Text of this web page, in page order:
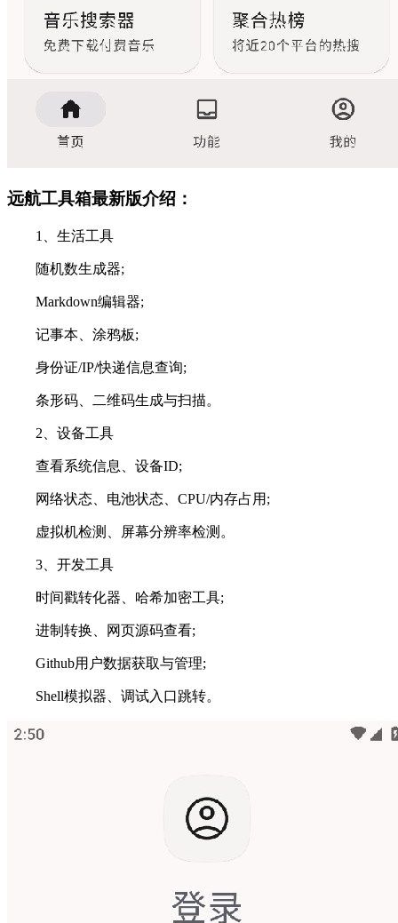
远航工具箱最新版介绍：
1、生活工具
随机数生成器;
Markdown编辑器;
记事本、涂鸦板;
身份证/IP/快递信息查询;
条形码、二维码生成与扫描。
2、设备工具
查看系统信息、设备ID;
网络状态、电池状态、CPU/内存占用;
虚拟机检测、屏幕分辨率检测。
3、开发工具
时间戳转化器、哈希加密工具;
进制转换、网页源码查看;
Github用户数据获取与管理;
Shell模拟器、调试入口跳转。